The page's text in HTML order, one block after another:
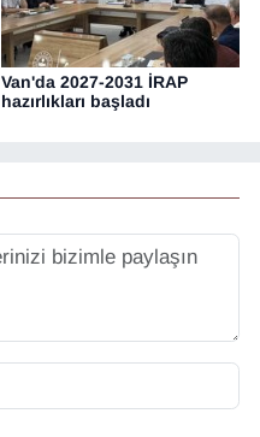
Van'da 2027-2031 İRAP
hazırlıkları başladı